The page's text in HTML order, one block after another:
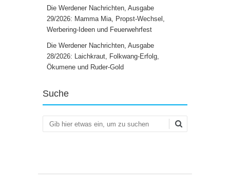
Die Werdener Nachrichten, Ausgabe
29/2026: Mamma Mia, Propst-Wechsel,
Werbering-Ideen und Feuerwehrfest
Die Werdener Nachrichten, Ausgabe
28/2026: Laichkraut, Folkwang-Erfolg,
Ökumene und Ruder-Gold
Suche
Suchen